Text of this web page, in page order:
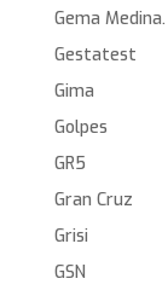
Gema
Gestatest
Gima
Golpes
GR5
Gran Cruz
Grisi
GSN